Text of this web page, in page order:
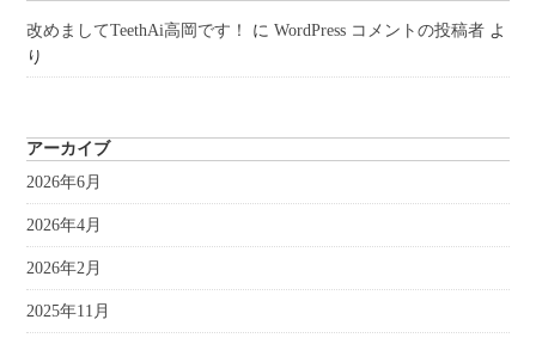
改めましてTeethAi高岡です！ にWordPress コメントの投稿者 よ
り
アーカイブ
2026年6月
2026年4月
2026年2月
2025年11月